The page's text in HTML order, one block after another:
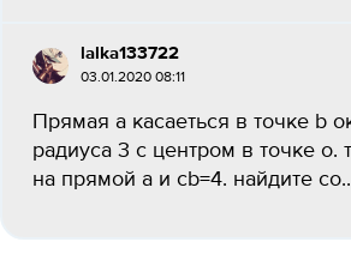
lalka133722
03.01.2020 08:11
Прямая a касаеться в точке b
радиуса 3 с центром в точке o.
на прямой a и cb=4. найдите